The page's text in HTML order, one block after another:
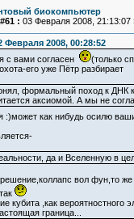
биокомпьютер
: 03 Февраля 2008, 21:13:07
Февраля 2008, 00:28:52
с вами согласен
(только
его уже Пётр разбирает
формальный поход к ДНК
аксиомой. А мы не
:)может как нибудь осилю
да и Вселенную в
вол фун,то
кубита ,как вероятностного
граница...